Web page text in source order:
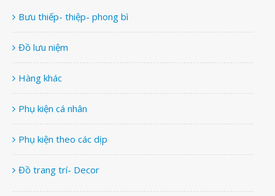
Bưu thiếp- thiệp- phong bì
Đồ lưu niệm
Hàng khác
Phụ kiện cá nhân
Phụ kiện theo các dịp
Đồ trang trí- Decor